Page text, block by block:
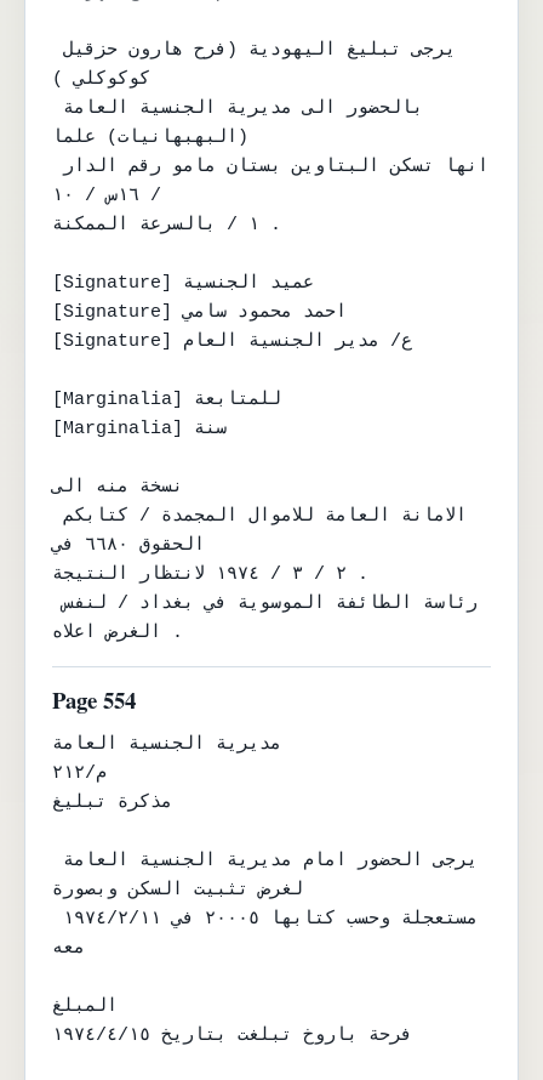
يرجى تبليغ اليهودية (فرح هارون حزقيل
كوكوكلي )
(البهبهانيات) علما
١٦س / ١٠ /
١ / بالسرعة الممكنة .
[Signature] عميد الجنسية
[Signature] احمد محمود سامي
[Signature] ع/ مدير الجنسية العام
[Marginalia] للمتابعة
[Marginalia] سنة
نسخة منه الى
الامانة العامة للاموال المجمدة / كتابكم
الحقوق ٦٦٨٠ في
٢ / ٣ / ١٩٧٤ لانتظار النتيجة .
رئاسة الطائفة الموسوية في بغداد / لنفس
الغرض اعلاه .
Page 554
مديرية الجنسية العامة
م/٢١٢
مذكرة تبليغ
لغرض تثبيت السكن وبصورة
معه
المبلغ
فرحة باروخ تبلغت بتاريخ ١٩٧٤/٤/١٥